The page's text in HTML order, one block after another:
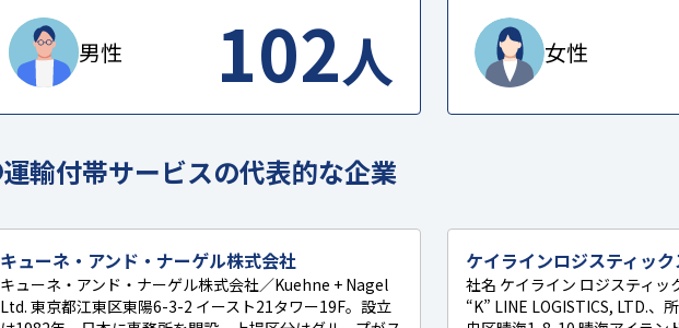
男性 102人 女性
運輸付帯サービスの代表的な企業
キューネ・アンド・ナーゲル株式会社
キューネ・アンド・ナーゲル株式会社／Kuehne + Nagel
Ltd. 東京都江東区東陽6-3-2 イースト21タワー19F。設立
ケイラインロジスティッ
社名 ケイライン ロジスティッ
“K” LINE LOGISTICS, LTD.、